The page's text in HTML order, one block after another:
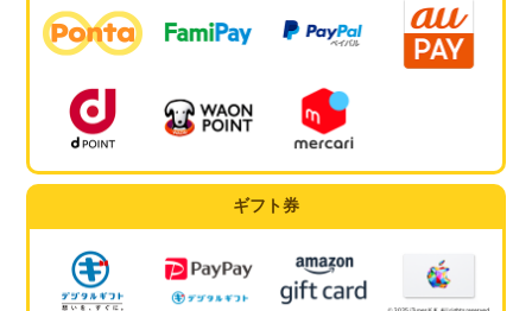
ギフト券